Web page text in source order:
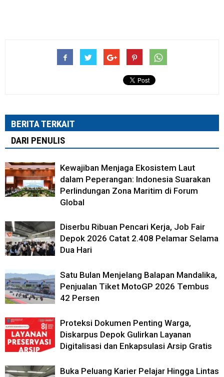
BERITA TERKAIT
DARI PENULIS
Kewajiban Menjaga Ekosistem Laut
dalam Peperangan: Indonesia Suarakan
Perlindungan Zona Maritim di Forum
Global
Diserbu Ribuan Pencari Kerja, Job Fair
Depok 2026 Catat 2.408 Pelamar Selama
Dua Hari
Satu Bulan Menjelang Balapan Mandalika,
Penjualan Tiket MotoGP 2026 Tembus
42 Persen
Proteksi Dokumen Penting Warga,
Diskarpus Depok Gulirkan Layanan
Digitalisasi dan Enkapsulasi Arsip Gratis
Buka Peluang Karier Pelajar Hingga Lintas